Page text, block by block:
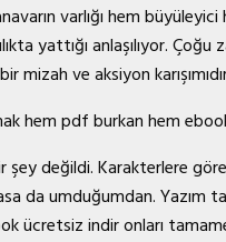
varlığı hem
yattığı
ve aksiyon
hem pdf burkan hem
değildi. Karakterlere
da umduğumdan.
ücretsiz indir onları